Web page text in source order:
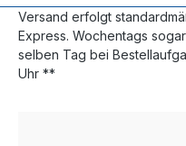
Versand erfolgt
Express. Wochentags
selben Tag bei
Uhr **